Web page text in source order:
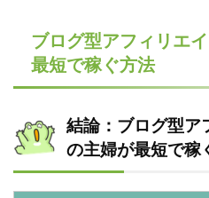
ブログ型アフィリエ
最短で稼ぐ方法
結論：ブログ型ア
の主婦が最短で稼